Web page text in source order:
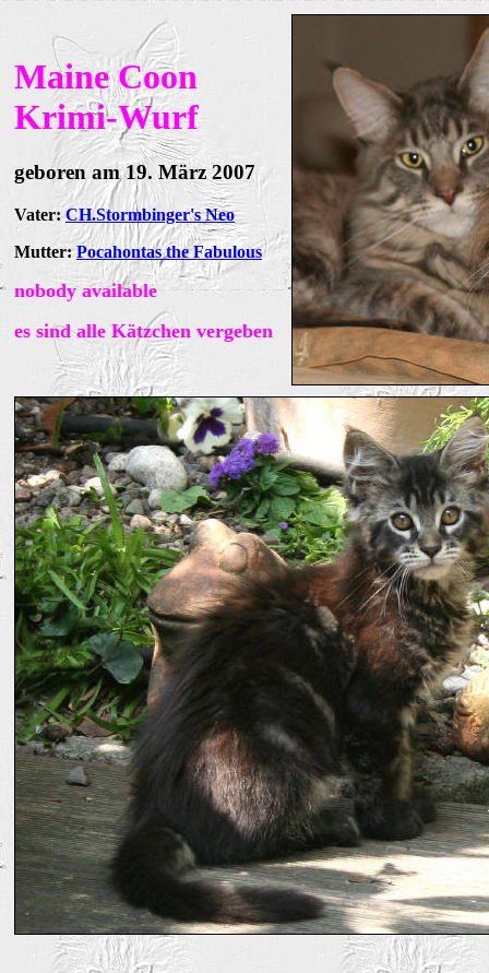
Maine Coon
Krimi-Wurf
geboren am 19. März 2007
Vater:CH.Stormbinger's Neo
Mutter:Pocahontas the Fabulous
nobody available
es sind alle Kätzchen vergeben